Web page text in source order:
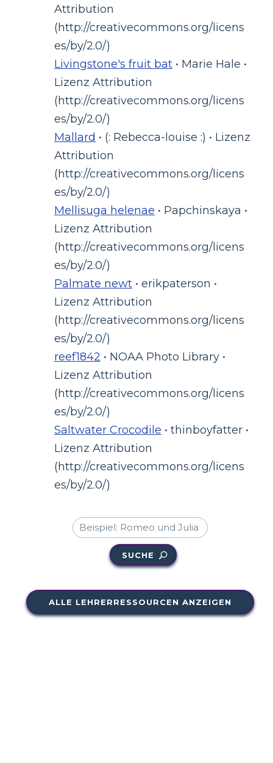
Attribution
(http://creativecommons.org/licens
es/by/2.0/)
Livingstone's fruit bat • Marie Hale •
Lizenz Attribution
(http://creativecommons.org/licens
es/by/2.0/)
Mallard • (: Rebecca-louise :) • Lizenz
Attribution
(http://creativecommons.org/licens
es/by/2.0/)
Mellisuga helenae • Papchinskaya •
Lizenz Attribution
(http://creativecommons.org/licens
es/by/2.0/)
Palmate newt • erikpaterson •
Lizenz Attribution
(http://creativecommons.org/licens
es/by/2.0/)
reef1842 • NOAA Photo Library •
Lizenz Attribution
(http://creativecommons.org/licens
es/by/2.0/)
Saltwater Crocodile • thinboyfatter •
Lizenz Attribution
(http://creativecommons.org/licens
es/by/2.0/)
SUCHE
ALLE LEHRERRESSOURCEN ANZEIGEN